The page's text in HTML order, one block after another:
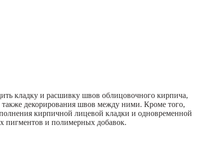
кладку и расшивку швов облицовочного кирпича,
декорирования швов между ними. Кроме того,
кирпичной лицевой кладки и одновременной
пигментов и полимерных добавок.